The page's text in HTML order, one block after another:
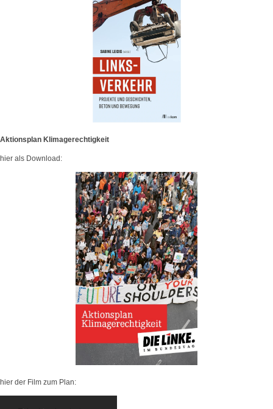
Aktionsplan Klimagerechtigkeit
hier als Download:
hier der Film zum Plan: